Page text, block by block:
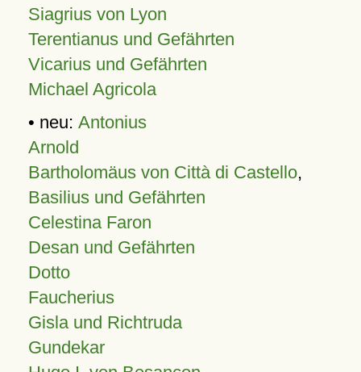
Siagrius von Lyon
Terentianus und Gefährten
Vicarius und Gefährten
Michael Agricola
• neu: Antonius
Arnold
Bartholomäus von Città di Castello,
Basilius und Gefährten
Celestina Faron
Desan und Gefährten
Dotto
Faucherius
Gisla und Richtruda
Gundekar